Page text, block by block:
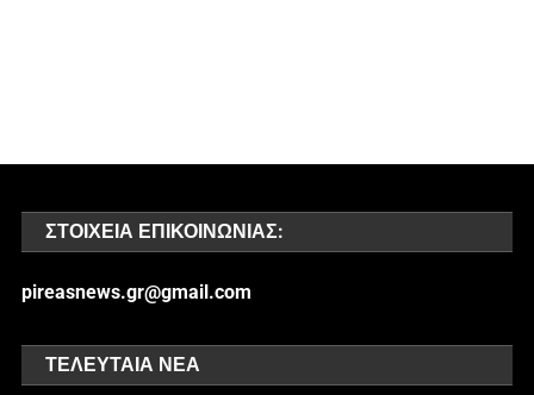
ΣΤΟΙΧΕΊΑ ΕΠΙΚΟΙΝΩΝΊΑΣ:
pireasnews.gr@gmail.com
ΤΕΛΕΥΤΑΊΑ ΝΈΑ